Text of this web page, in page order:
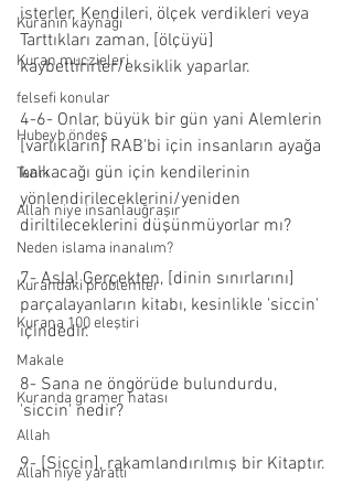
Kuranın kaynağı
Kuran muczieleri
felsefi konular
Hubeyb öndeş
Tanrı
Allah niye insanlauğraşır
Neden islama inanalım?
Kurandaki problemler
Kurana 100 eleştiri
Makale
Kuranda gramer hatası
Allah
Allah niye yarattı
isterler. Kendileri, ölçek verdikleri veya
Tarttıkları zaman, [ölçüyü]
kaybettirirler/eksiklik yaparlar.
4-6- Onlar, büyük bir gün yani Alemlerin
[varlıkların] RAB'bi için insanların ayağa
kalkacağı gün için kendilerinin
yönlendirileceklerini/yeniden
diriltileceklerini düşünmüyorlar mı?
7- Asla! Gerçekten, [dinin sınırlarını]
parçalayanların kitabı, kesinlikle 'siccin'
içindedir.
8- Sana ne öngörüde bulundurdu,
'siccin' nedir?
9- [Siccin], rakamlandırılmış bir Kitaptır.